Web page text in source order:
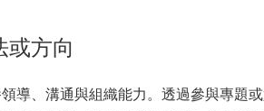
或方向
導、溝通與組織能力。透過參與專題